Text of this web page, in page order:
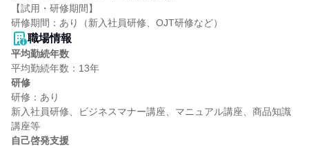
【試用・研修期間】
職場情報
平均勤続年数
研修
研修：あり
新入社員研修、ビジネスマナー講座、マニュアル講座、商品知識
自己啓発支援